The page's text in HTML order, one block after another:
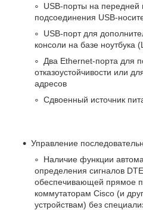
USB-порты на передней
подсоединения USB-
USB-порт для
консоли на базе ноутбука
Два Ethernet-порта для
отказоустойчивости или
адресов
Сдвоенный источник
Управление
Наличие функции
определения сигналов
обеспечивающей прямое
коммутаторам Cisco (и
устройствам) без